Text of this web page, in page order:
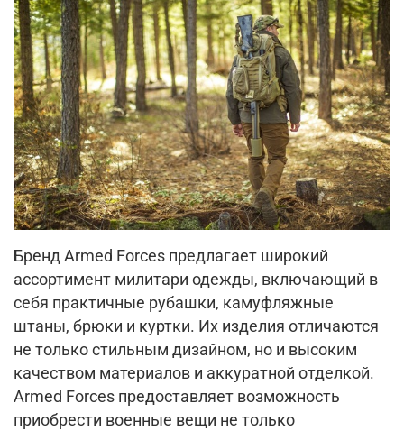
Бренд Armed Forces предлагает широкий
ассортимент милитари одежды, включающий в
себя практичные рубашки, камуфляжные
штаны, брюки и куртки. Их изделия отличаются
не только стильным дизайном, но и высоким
качеством материалов и аккуратной отделкой.
Armed Forces предоставляет возможность
приобрести военные вещи не только